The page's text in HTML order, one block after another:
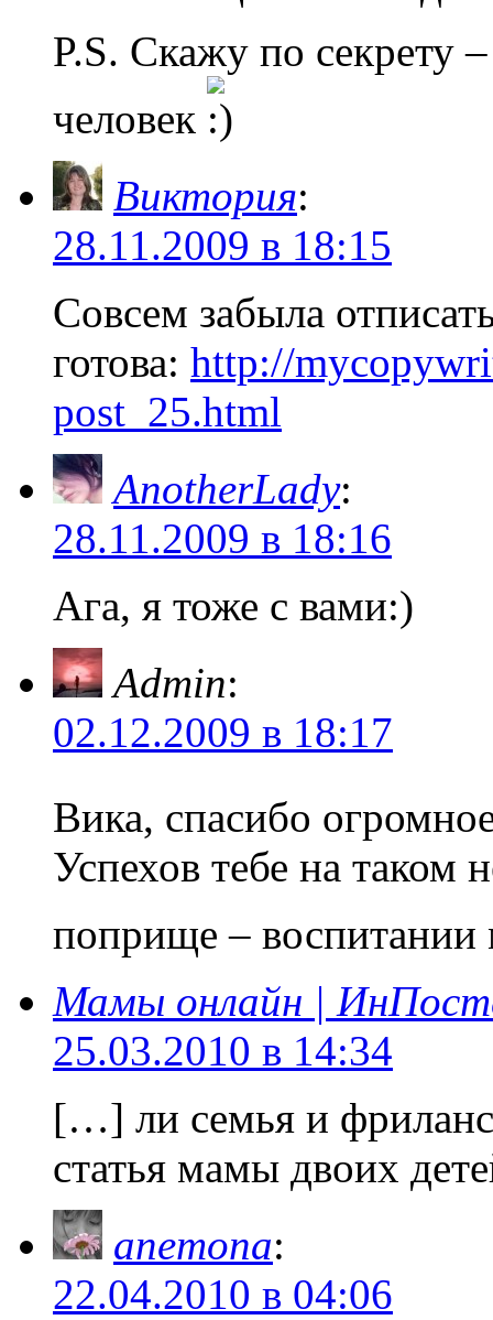
P.S. Скажу по секрету
человек
Виктория:
28.11.2009 в 18:15
Совсем забыла
готова: http://
post_25.html
AnotherLady:
28.11.2009 в 18:16
Ага, я тоже с вами:)
Admin:
02.12.2009 в 18:17
Вика, спасибо
Успехов тебе на таком
поприще –
Мамы онлайн |
25.03.2010 в 14:34
[…] ли семья и
статья мамы двоих
anemona:
22.04.2010 в 04:06